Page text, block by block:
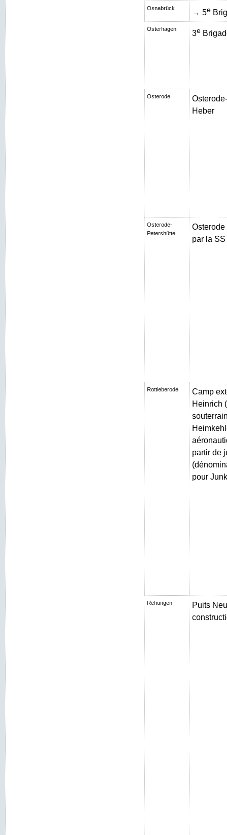
Osnabrück → 5e
Osterhagen 3e
Osterode
Heber
Osterode-
Petershütte
par la
Rottleberode
Camp
Heinrich
partir de
pour
Rehungen
Puits